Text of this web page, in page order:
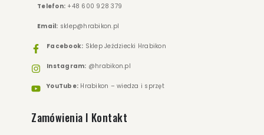
Telefon: +48 600 928 379
Email: sklep@hrabikon.pl
Facebook: Sklep Jeździecki Hrabikon
Instagram: @hrabikon.pl
YouTube: Hrabikon – wiedza i sprzęt
Zamówienia I Kontakt